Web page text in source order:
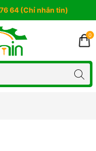
64 (Chỉ nhắn tin)
0